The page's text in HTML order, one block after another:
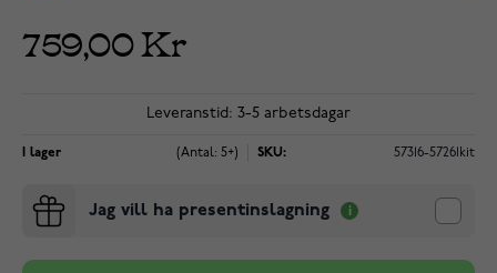
759,00 Kr
Leveranstid: 3-5 arbetsdagar
I lager (Antal: 5+) SKU: 57316-57261kit
Jag vill ha presentinslagning